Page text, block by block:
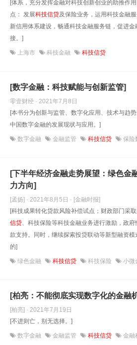
[体系，充分发挥金融对科技创新创业的助推作
点： 发展科技信贷及保险业务，运用科技金融
新信用体系建设，畅通科技金融服务链，促进
接。]
上海市 科技金融 科技信贷
[数字金融：科技赋能与创新监管]
零壹财经 · 2021年7月8日
[本书分为创新与监管、数字化应用、技术与趋
中国数字金融的发展现状与应用。]
数字金融 金融监管 科技信贷 保险
[下半年经济金融走势展望：绿色金
力方向]
[孟扬] · 2021年8月5日 · [金融时报]
[科技成果转化贷款风险补偿试点；财政部门采
信贷、科技保险等科技金融业务进行激励，政
款支持。同时，继续探索投贷联动等新型融资
的]
绿色金融 科技信贷 科技保险 小微
[柏亮：不能彻底实现数字化的金融
[柏亮] · 2021年7月19日
[不进则亡，别无选择。]
数字金融 金融监管 科技信贷 金融